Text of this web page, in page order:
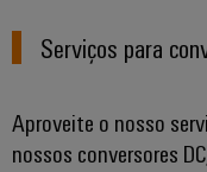
Serviços para
Aproveite o nosso
nossos conversores